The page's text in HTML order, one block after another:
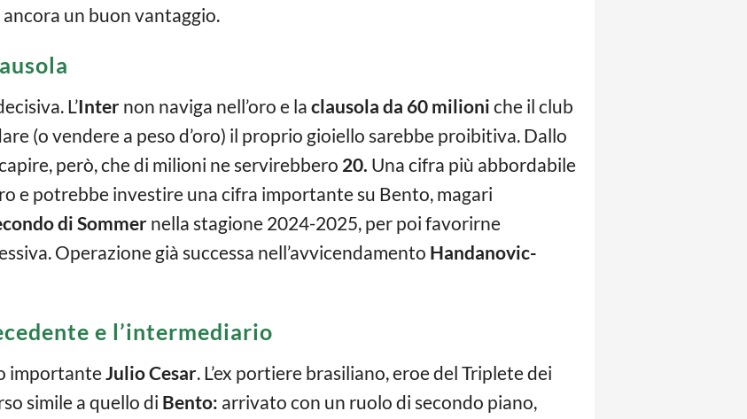
un buon vantaggio.
L’Inter non naviga nell’oro e la clausola da 60 milioni che il club
(o vendere a peso d’oro) il proprio gioiello sarebbe proibitiva. Dallo
però, che di milioni ne servirebbero 20. Una cifra più abbordabile
e potrebbe investire una cifra importante su Bento, magari
di Sommernella stagione 2024-2025, per poi favorirne
Operazione già successa nell’avvicendamento Handanovic-
e l’intermediario
importanteJulio Cesar. L’ex portiere brasiliano, eroe del Triplete dei
simile a quello di Bento: arrivato con un ruolo di secondo piano,